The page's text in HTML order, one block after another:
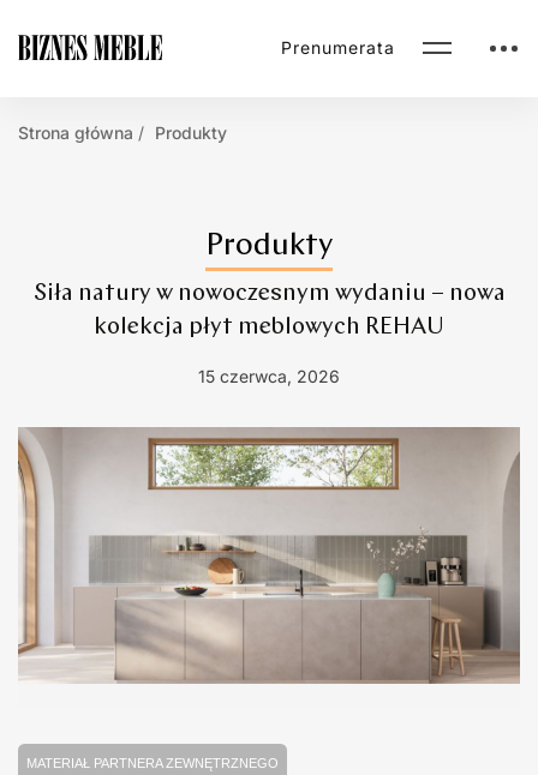
Prenumerata
Strona główna Produkty
Produkty
Siła natury w nowoczesnym wydaniu – nowa
kolekcja płyt meblowych REHAU
15 czerwca, 2026
MATERIAŁ PARTNERA ZEWNĘTRZNEGO